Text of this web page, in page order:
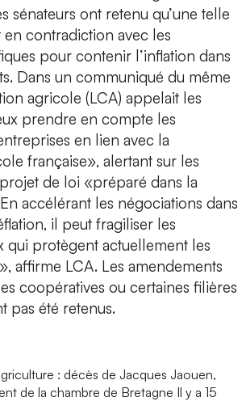
sénateurs ont retenu qu’une telle
en contradiction avec les
pour contenir l’inflation dans
Dans un communiqué du même
agricole (LCA) appelait les
prendre en compte les
en lien avec la
française», alertant sur les
de loi «préparé dans la
accélérant les négociations dans
il peut fragiliser les
qui protègent actuellement les
affirme LCA. Les amendements
coopératives ou certaines filières
pas été retenus.
: décès de Jacques Jaouen,
de la chambre de Bretagne Il y a 15